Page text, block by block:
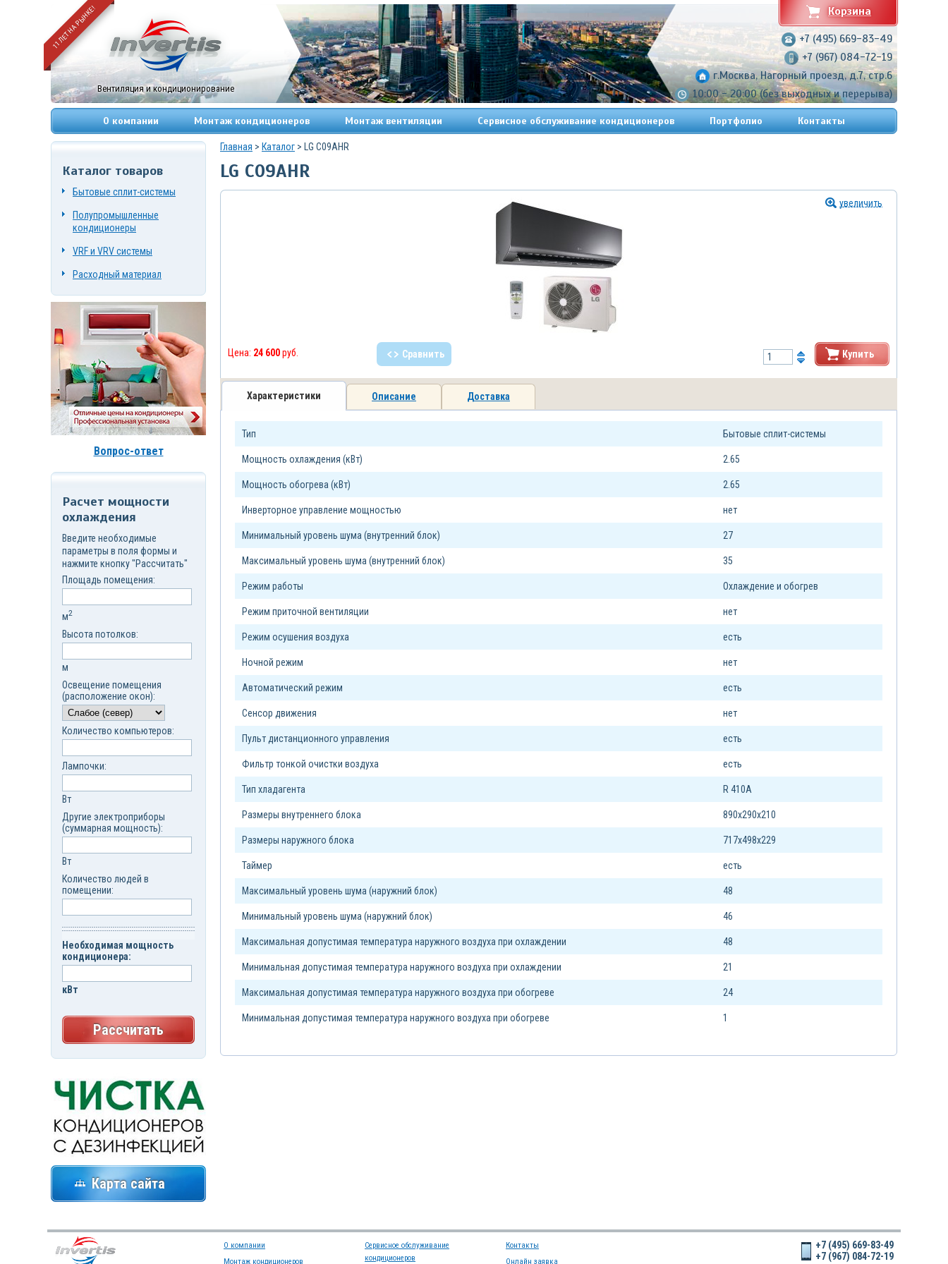
11 ЛЕТ НА РЫНКЕ!
Вентиляция и кондиционирование
+7 (495) 669-83-49
+7 (967) 084-72-19
г.Москва, Нагорный проезд, д.7, стр.6
10:00 - 20:00 (без выходных и перерыва)
Корзина
О компании Монтаж кондиционеров Монтаж вентиляции Сервисное обслуживание кондиционеров Портфолио Контакты
Главная > Каталог > LG C09AHR
LG C09AHR
увеличить
Цена: 24 600руб. Сравнить Купить
Характеристики Описание Доставка
Тип Бытовые сплит-системы
Мощность охлаждения (кВт) 2.65
Мощность обогрева (кВт) 2.65
Инверторное управление мощностью нет
Минимальный уровень шума (внутренний блок) 27
Максимальный уровень шума (внутренний блок) 35
Режим работы Охлаждение и обогрев
Режим приточной вентиляции нет
Режим осушения воздуха есть
Ночной режим нет
Автоматический режим есть
Сенсор движения нет
Пульт дистанционного управления есть
Фильтр тонкой очистки воздуха есть
Тип xладагента R 410A
Размеры внутреннего блока 890х290х210
Размеры наружного блока 717х498х229
Таймер есть
Максимальный уровень шума (наружний блок) 48
Минимальный уровень шума (наружний блок) 46
Максимальная допустимая температура наружного воздуха при охлаждении 48
Минимальная допустимая температура наружного воздуха при охлаждении 21
Максимальная допустимая температура наружного воздуха при обогреве 24
Минимальная допустимая температура наружного воздуха при обогреве 1
Каталог товаров
Бытовые сплит-системы
Полупромышленные
кондиционеры
VRF и VRV системы
Расходный материал
Вопрос-ответ
Расчет мощности
охлаждения
Введите необходимые
параметры в поля формы и
нажмите кнопку "Рассчитать"
Площадь помещения:
м2
Высота потолков:
м
Освещение помещения
(расположение окон):
Количество компьютеров:
Лампочки:
Вт
Другие электроприборы
(суммарная мощность):
Вт
Количество людей в
помещении:
Необходимая мощность
кондиционера:
кВт
Рассчитать
Карта сайта
О компании
Монтаж кондиционеров
Сервисное обслуживание
кондиционеров
Контакты
Онлайн заявка
+7 (495) 669-83-49
+7 (967) 084-72-19